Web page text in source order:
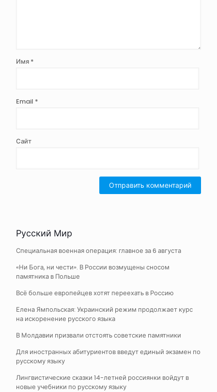
Имя *
Email *
Сайт
Русский Мир
Специальная военная операция: главное за 6 августа
«Ни Бога, ни чести». В России возмущены сносом
памятника в Польше
Всё больше европейцев хотят переехать в Россию
Елена Ямпольская: Украинский режим продолжает курс
на искоренение русского языка
В Молдавии призвали отстоять советские памятники
Для иностранных абитуриентов введут единый экзамен по
русскому языку
Лингвистические сказки 14-летней россиянки войдут в
новые учебники по русскому языку